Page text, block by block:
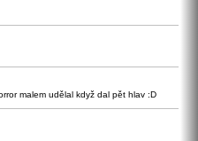
malem udělal když dal pět hlav :D